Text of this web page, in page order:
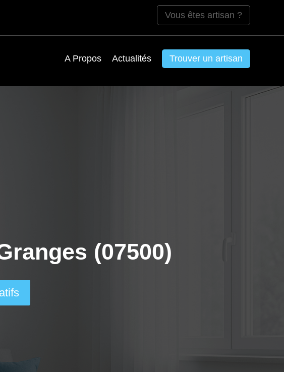
Vous êtes artisan ?
A Propos Actualités Trouver un artisan
(07500)